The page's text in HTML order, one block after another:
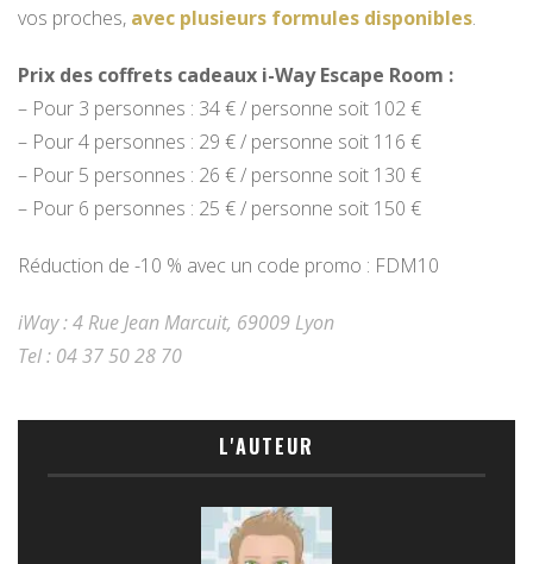
vos proches, avec plusieurs formules disponibles.
Prix des coffrets cadeaux i-Way Escape Room :
– Pour 3 personnes : 34 € / personne soit 102 €
– Pour 4 personnes : 29 € / personne soit 116 €
– Pour 5 personnes : 26 € / personne soit 130 €
– Pour 6 personnes : 25 € / personne soit 150 €
Réduction de -10 % avec un code promo : FDM10
iWay : 4 Rue Jean Marcuit, 69009 Lyon
Tel : 04 37 50 28 70
L'AUTEUR